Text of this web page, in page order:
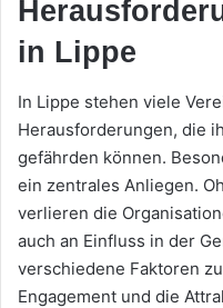
in Lippe
In Lippe stehen viele
Herausforderungen, die
gefährden können.
ein zentrales Anliegen.
verlieren die
auch an Einfluss in der
verschiedene Faktoren
Engagement und die